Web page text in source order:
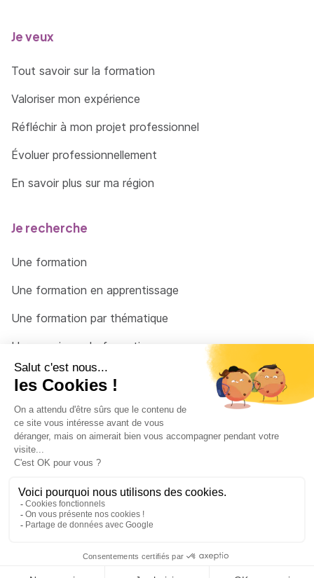
Je veux
Tout savoir sur la formation
Valoriser mon expérience
Réfléchir à mon projet professionnel
Évoluer professionnellement
En savoir plus sur ma région
Je recherche
Une formation
Une formation en apprentissage
Une formation par thématique
Un organisme de formation
Un conseiller
Une solution pour raccrocher
© 2026 - Côté Formations - par Via Compétences
Menu Pied de page
Mentions Légales
Politique de confidentialité